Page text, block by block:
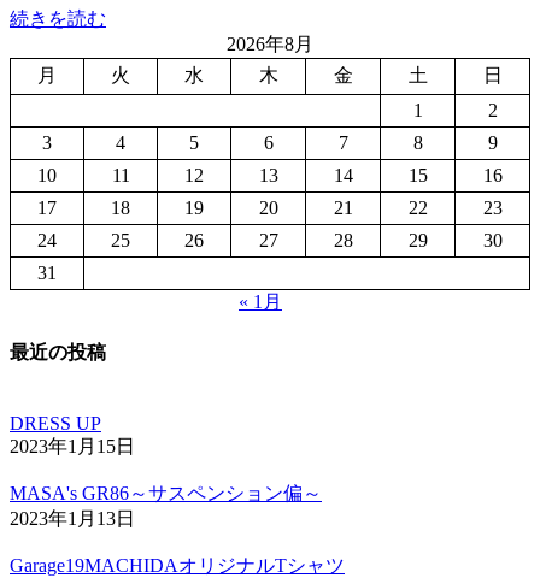
続きを読む
2026年8月
月
火 水 木 金 土
日
1
2
3
4 5 6 7 8
9
10
11 12 13 14 15
16
17
18 19 20 21 22
23
24
25 26 27 28 29
30
31
« 1月
最近の投稿
DRESS UP
2023年1月15日
MASA's GR86～サスペンション偏～
2023年1月13日
Garage19MACHIDAオリジナルTシャツ